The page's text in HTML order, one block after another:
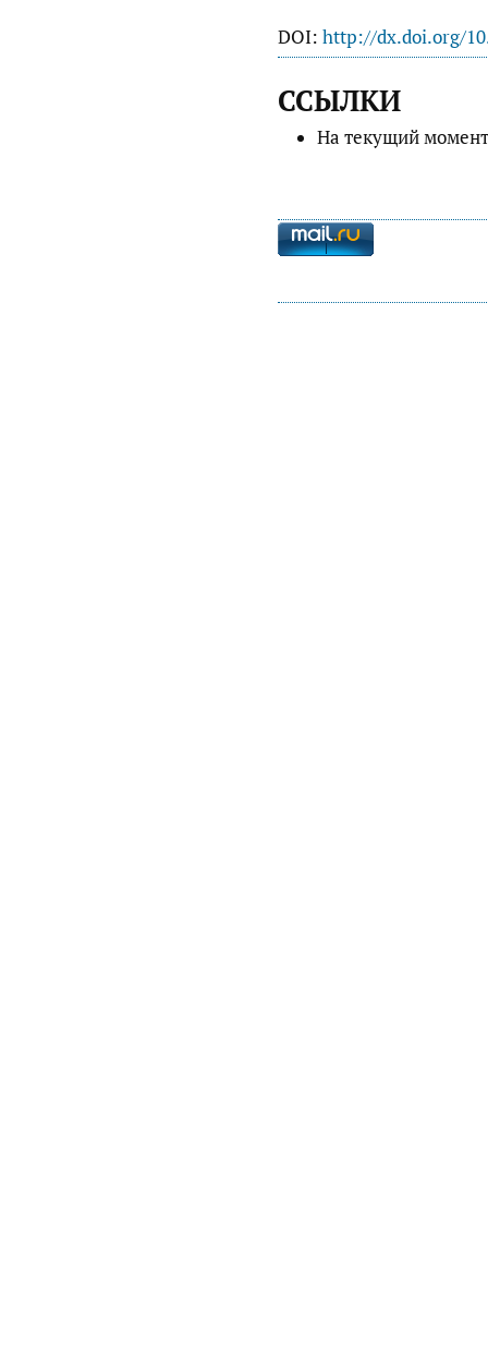
DOI: http://dx.doi.org/
ССЫЛКИ
На текущий